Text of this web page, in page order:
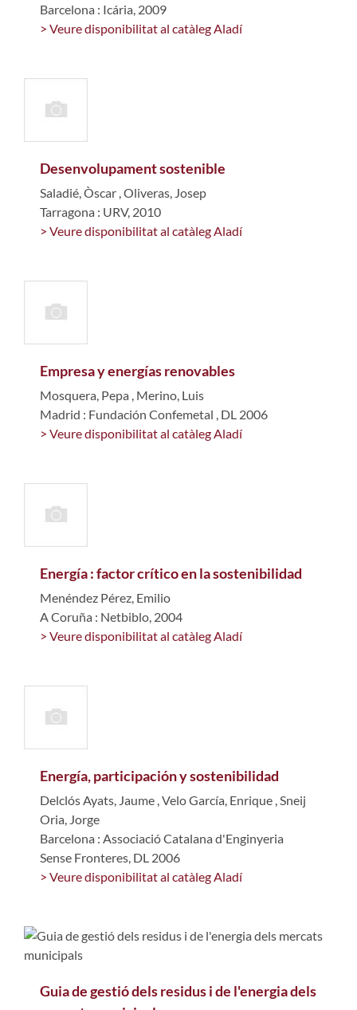
Barcelona : Icária, 2009
> Veure disponibilitat al catàleg Aladí
Desenvolupament sostenible
Saladié, Òscar Oliveras, Josep
Tarragona : URV, 2010
> Veure disponibilitat al catàleg Aladí
Empresa y energías renovables
Mosquera, Pepa Merino, Luis
Madrid : Fundación Confemetal , DL 2006
> Veure disponibilitat al catàleg Aladí
Energía : factor crítico en la sostenibilidad
Menéndez Pérez, Emilio
A Coruña : Netbiblo, 2004
> Veure disponibilitat al catàleg Aladí
Energía, participación y sostenibilidad
Delclós Ayats, Jaume Velo García, Enrique Sneij
Oria, Jorge
Barcelona : Associació Catalana d'Enginyeria
Sense Fronteres, DL 2006
> Veure disponibilitat al catàleg Aladí
Guia de gestió dels residus i de l'energia dels